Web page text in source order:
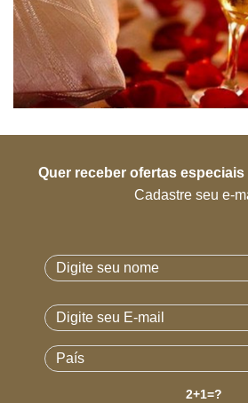
Quer receber ofertas
Cadastre seu e-
2+1=?